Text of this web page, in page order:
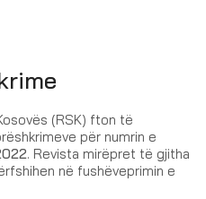
(RSK) fton të
për numrin e
. Revista mirëpret të gjitha
në fushëveprimin e